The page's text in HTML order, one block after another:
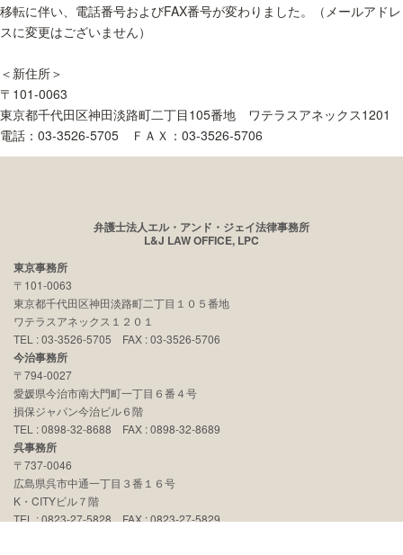
移転に伴い、電話番号およびFAX番号が変わりました。（メールアドレ
スに変更はございません）
＜新住所＞
〒101-0063
東京都千代田区神田淡路町二丁目105番地 ワテラスアネックス1201
電話：03-3526-5705 ＦＡＸ：03-3526-5706
弁護士法人エル・アンド・ジェイ法律事務所
L&J LAW OFFICE, LPC
東京事務所
〒101-0063
東京都千代田区神田淡路町二丁目１０５番地
ワテラスアネックス１２０１
TEL : 03-3526-5705 FAX : 03-3526-5706
今治事務所
〒794-0027
愛媛県今治市南大門町一丁目６番４号
損保ジャパン今治ビル６階
TEL : 0898-32-8688 FAX : 0898-32-8689
呉事務所
〒737-0046
広島県呉市中通一丁目３番１６号
K・CITYビル７階
TEL : 0823-27-5828 FAX : 0823-27-5829